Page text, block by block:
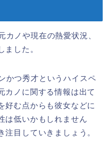
ノや現在の熱愛状況、
ました。
かつ秀才というハイスペ
カノに関する情報は出て
好む点からも彼女などに
は低いかもしれません
注目していきましょう。